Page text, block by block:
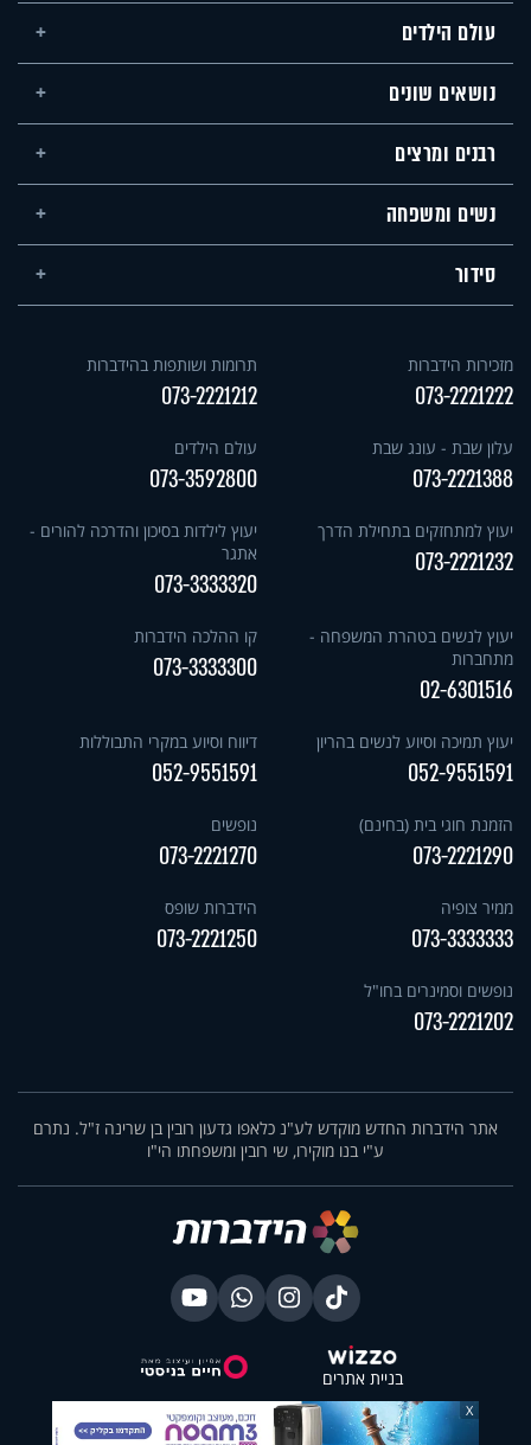
עולם הילדים
נושאים שונים
רבנים ומרצים
נשים ומשפחה
סידור
מזכירות הידברות
073-2221222
תרומות ושותפות בהידברות
073-2221212
עלון שבת - עונג שבת
073-2221388
עולם הילדים
073-3592800
יעוץ למתחזקים בתחילת הדרך
073-2221232
יעוץ לילדות בסיכון והדרכה להורים -
אתגר
073-3333320
יעוץ לנשים בטהרת המשפחה -
מתחברות
02-6301516
קו ההלכה הידברות
073-3333300
יעוץ תמיכה וסיוע לנשים בהריון
052-9551591
דיווח וסיוע במקרי התבוללות
052-9551591
הזמנת חוגי בית (בחינם)
073-2221290
נופשים
073-2221270
ממיר צופיה
073-3333333
הידברות שופס
073-2221250
נופשים וסמינרים בחו"ל
073-2221202
אתר הידברות החדש מוקדש לע"נ כלאפו גדעון רובין בן שרינה ז"ל. נתרם
ע"י בנו מוקירו, שי רובין ומשפחתו הי"ו
בניית אתרים
X